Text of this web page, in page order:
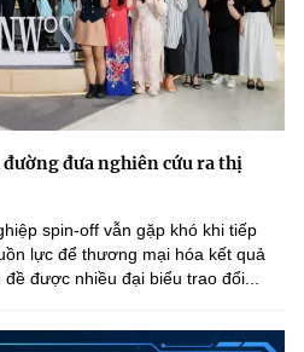
đưa nghiên cứu ra thị
spin-off vẫn gặp khó khi tiếp
lực để thương mại hóa kết quả
được nhiều đại biểu trao đổi...